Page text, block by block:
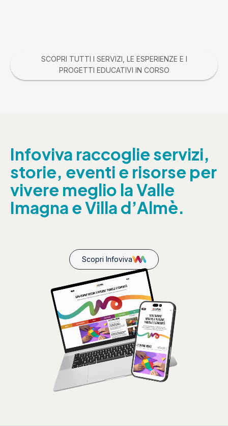
SCOPRI TUTTI I SERVIZI, LE ESPERIENZE E I
PROGETTI EDUCATIVI IN CORSO
Infoviva raccoglie servizi,
storie, eventi e risorse per
vivere meglio la Valle
Imagna e Villa d’Almè.
Scopri Infoviva